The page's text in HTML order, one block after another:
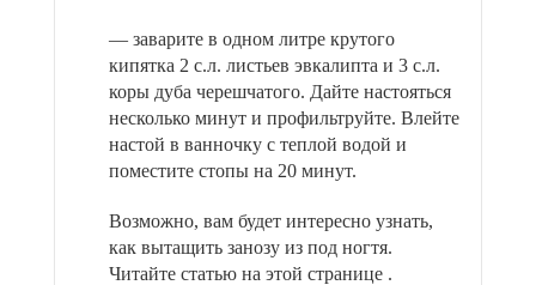
— заварите в одном литре крутого
кипятка 2 с.л. листьев эвкалипта и 3 с.л.
коры дуба черешчатого. Дайте настояться
несколько минут и профильтруйте. Влейте
настой в ванночку с теплой водой и
поместите стопы на 20 минут.
Возможно, вам будет интересно узнать,
как вытащить занозу из под ногтя.
Читайте статью на этой странице .